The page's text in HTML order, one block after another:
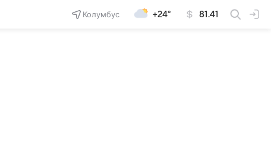
Колумбус +24° 81.41